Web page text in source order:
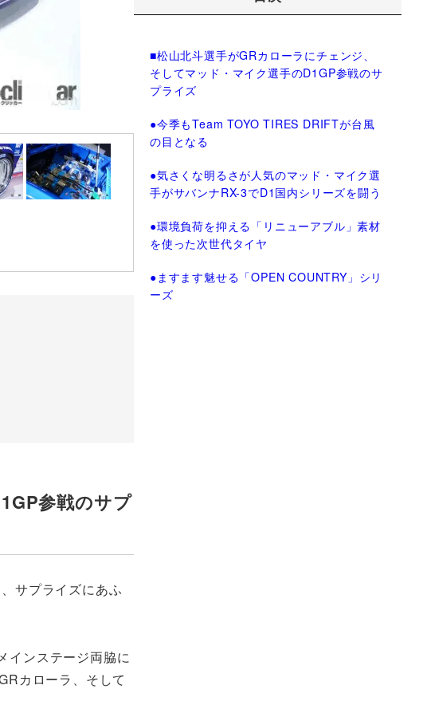
参戦のサプ
サプライズにあふ
インステージ両脇に
カローラ、そして
■松山北斗選手がGRカローラにチェンジ、
そしてマッド・マイク選手のD1GP参戦のサ
プライズ
●今季もTeam TOYO TIRES DRIFTが台風
の目となる
●気さくな明るさが人気のマッド・マイク選
手がサバンナRX-3でD1国内シリーズを闘う
●環境負荷を抑える「リニューアブル」素材
を使った次世代タイヤ
●ますます魅せる「OPEN COUNTRY」シリ
ーズ